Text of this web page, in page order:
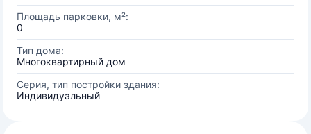
Площадь парковки, м²:
0
Тип дома:
Многоквартирный дом
Серия, тип постройки здания:
Индивидуальный